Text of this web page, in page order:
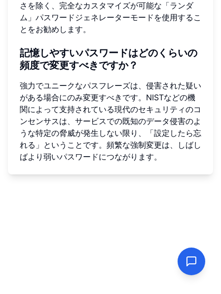
さを除く、完全なカスタマイズが可能な「ランダ
ム」パスワードジェネレーターモードを使用するこ
とをお勧めします。
記憶しやすいパスワードはどのくらいの
頻度で変更すべきですか？
強力でユニークなパスフレーズは、侵害された疑い
がある場合にのみ変更すべきです。NISTなどの機
関によって支持されている現代のセキュリティのコ
ンセンサスは、サービスでの既知のデータ侵害のよ
うな特定の脅威が発生しない限り、「設定したら忘
れる」ということです。頻繁な強制変更は、しばし
ばより弱いパスワードにつながります。